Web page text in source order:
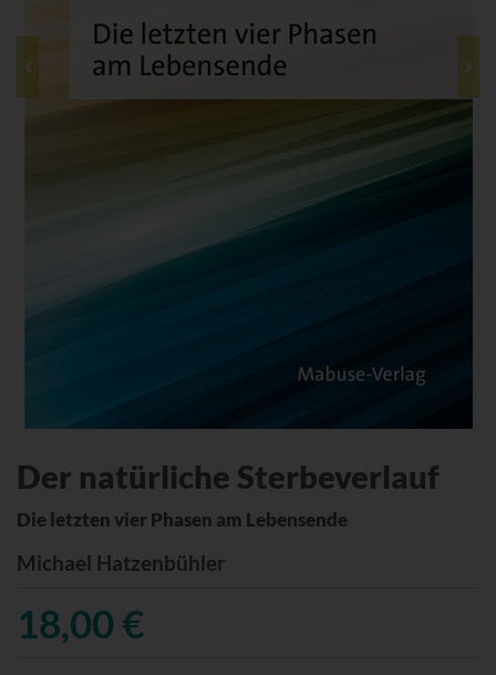
Der natürliche Sterbeverlauf
Die letzten vier Phasen am Lebensende
Michael Hatzenbühler
18,00 €